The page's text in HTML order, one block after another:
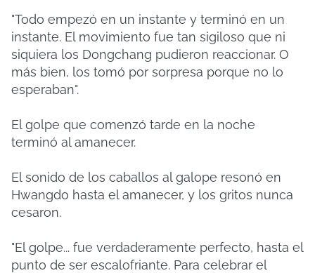
"Todo empezó en un instante y terminó en un
instante. El movimiento fue tan sigiloso que ni
siquiera los Dongchang pudieron reaccionar. O
más bien, los tomó por sorpresa porque no lo
esperaban".
El golpe que comenzó tarde en la noche
terminó al amanecer.
El sonido de los caballos al galope resonó en
Hwangdo hasta el amanecer, y los gritos nunca
cesaron.
"El golpe... fue verdaderamente perfecto, hasta el
punto de ser escalofriante. Para celebrar el